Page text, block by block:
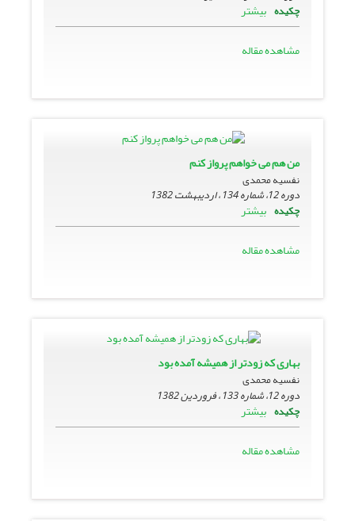
چکیده بیشتر
مشاهده مقاله
من هم مى خواهم پرواز کنم
نفسیه محمدی
دوره 12، شماره 134 ، اردیبهشت 1382
چکیده بیشتر
مشاهده مقاله
بهارى که زودتر از همیشه آمده بود
نفسیه محمدی
دوره 12، شماره 133 ، فروردین 1382
چکیده بیشتر
مشاهده مقاله